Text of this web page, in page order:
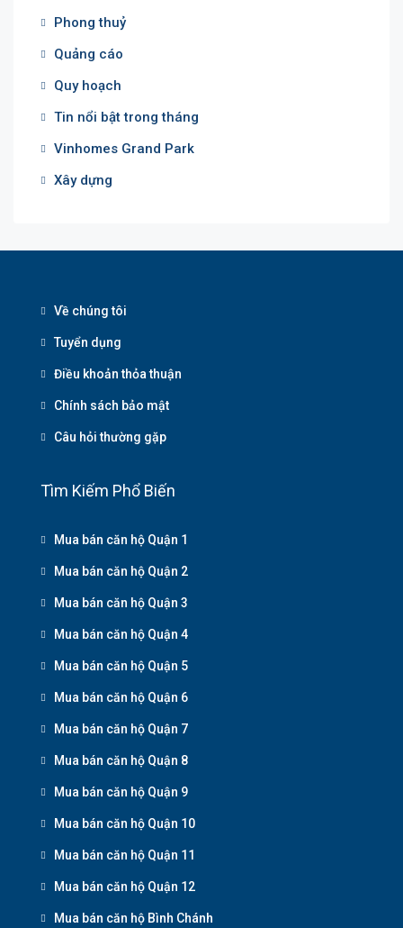
Phong thuỷ
Quảng cáo
Quy hoạch
Tin nổi bật trong tháng
Vinhomes Grand Park
Xây dựng
Về chúng tôi
Tuyển dụng
Điều khoản thỏa thuận
Chính sách bảo mật
Câu hỏi thường gặp
Tìm Kiếm Phổ Biến
Mua bán căn hộ Quận 1
Mua bán căn hộ Quận 2
Mua bán căn hộ Quận 3
Mua bán căn hộ Quận 4
Mua bán căn hộ Quận 5
Mua bán căn hộ Quận 6
Mua bán căn hộ Quận 7
Mua bán căn hộ Quận 8
Mua bán căn hộ Quận 9
Mua bán căn hộ Quận 10
Mua bán căn hộ Quận 11
Mua bán căn hộ Quận 12
Mua bán căn hộ Bình Chánh